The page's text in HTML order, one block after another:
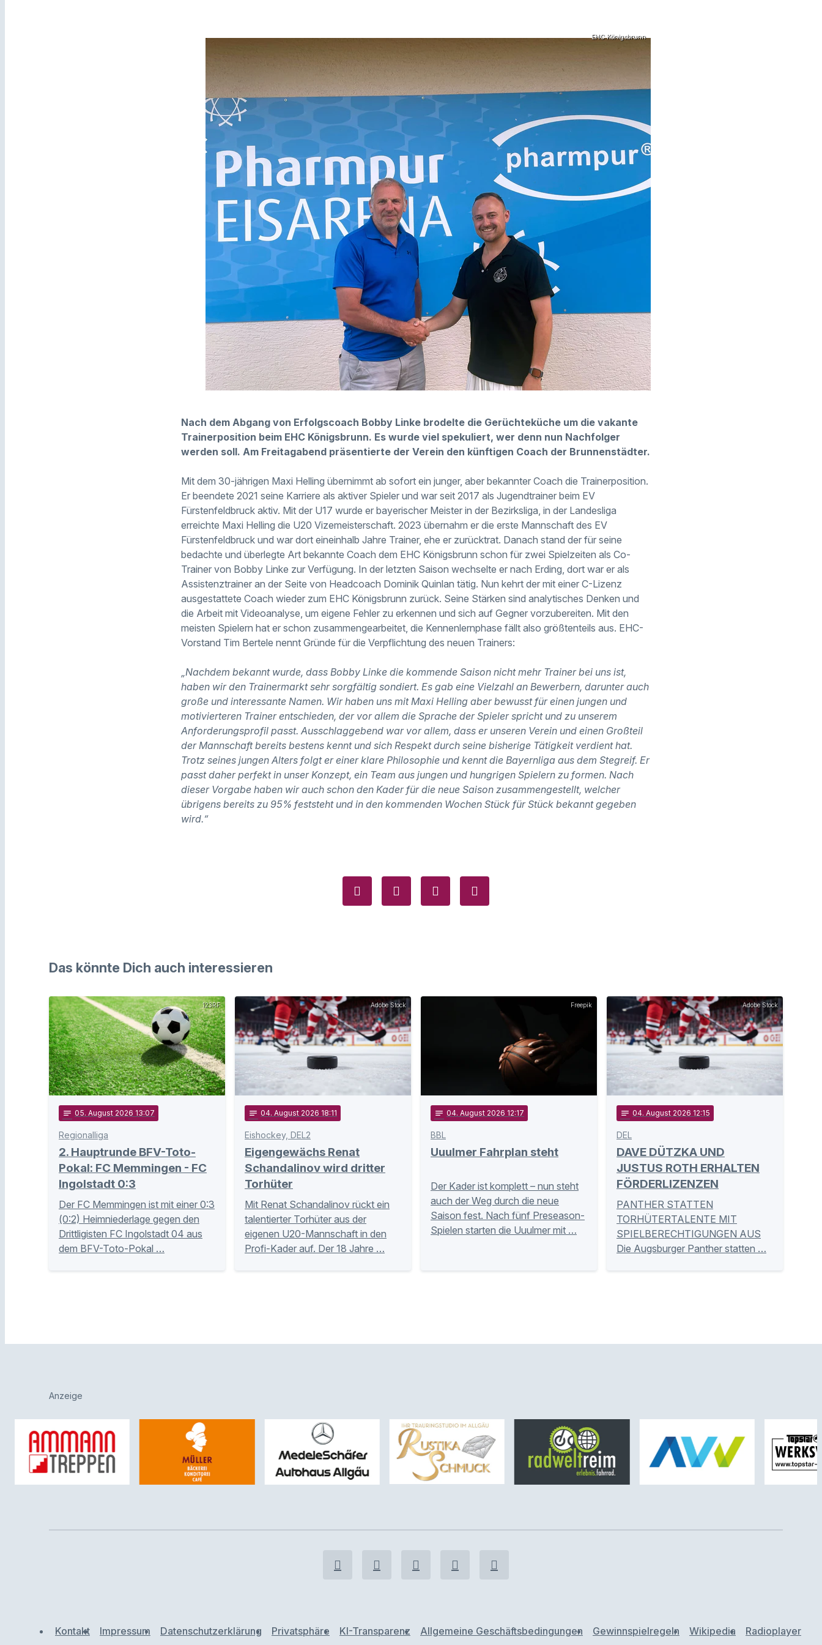
EHC Königsbrunn
Nach dem Abgang von Erfolgscoach Bobby Linke brodelte die Gerüchteküche um die vakante
Trainerposition beim EHC Königsbrunn. Es wurde viel spekuliert, wer denn nun Nachfolger
werden soll. Am Freitagabend präsentierte der Verein den künftigen Coach der Brunnenstädter.
Mit dem 30-jährigen Maxi Helling übernimmt ab sofort ein junger, aber bekannter Coach die Trainerposition.
Er beendete 2021 seine Karriere als aktiver Spieler und war seit 2017 als Jugendtrainer beim EV
Fürstenfeldbruck aktiv. Mit der U17 wurde er bayerischer Meister in der Bezirksliga, in der Landesliga
erreichte Maxi Helling die U20 Vizemeisterschaft. 2023 übernahm er die erste Mannschaft des EV
Fürstenfeldbruck und war dort eineinhalb Jahre Trainer, ehe er zurücktrat. Danach stand der für seine
bedachte und überlegte Art bekannte Coach dem EHC Königsbrunn schon für zwei Spielzeiten als Co-
Trainer von Bobby Linke zur Verfügung. In der letzten Saison wechselte er nach Erding, dort war er als
Assistenztrainer an der Seite von Headcoach Dominik Quinlan tätig. Nun kehrt der mit einer C-Lizenz
ausgestattete Coach wieder zum EHC Königsbrunn zurück. Seine Stärken sind analytisches Denken und
die Arbeit mit Videoanalyse, um eigene Fehler zu erkennen und sich auf Gegner vorzubereiten. Mit den
meisten Spielern hat er schon zusammengearbeitet, die Kennenlernphase fällt also größtenteils aus. EHC-
Vorstand Tim Bertele nennt Gründe für die Verpflichtung des neuen Trainers:
„Nachdem bekannt wurde, dass Bobby Linke die kommende Saison nicht mehr Trainer bei uns ist,
haben wir den Trainermarkt sehr sorgfältig sondiert. Es gab eine Vielzahl an Bewerbern, darunter auch
große und interessante Namen. Wir haben uns mit Maxi Helling aber bewusst für einen jungen und
motivierteren Trainer entschieden, der vor allem die Sprache der Spieler spricht und zu unserem
Anforderungsprofil passt. Ausschlaggebend war vor allem, dass er unseren Verein und einen Großteil
der Mannschaft bereits bestens kennt und sich Respekt durch seine bisherige Tätigkeit verdient hat.
Trotz seines jungen Alters folgt er einer klare Philosophie und kennt die Bayernliga aus dem Stegreif. Er
passt daher perfekt in unser Konzept, ein Team aus jungen und hungrigen Spielern zu formen. Nach
dieser Vorgabe haben wir auch schon den Kader für die neue Saison zusammengestellt, welcher
übrigens bereits zu 95% feststeht und in den kommenden Wochen Stück für Stück bekannt gegeben
wird.“
Das könnte Dich auch interessieren
123RF
notes 05. August 2026 13:07
Regionalliga
2. Hauptrunde BFV-Toto-
Pokal: FC Memmingen - FC
Ingolstadt 0:3
Der FC Memmingen ist mit einer 0:3
(0:2) Heimniederlage gegen den
Drittligisten FC Ingolstadt 04 aus
dem BFV-Toto-Pokal …
Adobe Stock
notes 04. August 2026 18:11
Eishockey, DEL2
Eigengewächs Renat
Schandalinov wird dritter
Torhüter
Mit Renat Schandalinov rückt ein
talentierter Torhüter aus der
eigenen U20-Mannschaft in den
Profi-Kader auf. Der 18 Jahre …
Freepik
notes 04. August 2026 12:17
BBL
Uuulmer Fahrplan steht
Der Kader ist komplett – nun steht
auch der Weg durch die neue
Saison fest. Nach fünf Preseason-
Spielen starten die Uuulmer mit …
Adobe Stock
notes 04. August 2026 12:15
DEL
DAVE DÜTZKA UND
JUSTUS ROTH ERHALTEN
FÖRDERLIZENZEN
PANTHER STATTEN
TORHÜTERTALENTE MIT
SPIELBERECHTIGUNGEN AUS
Die Augsburger Panther statten …
Anzeige
Kontakt Impressum Datenschutzerklärung Privatsphäre KI-Transparenz Allgemeine Geschäftsbedingungen Gewinnspielregeln Wikipedia Radioplayer